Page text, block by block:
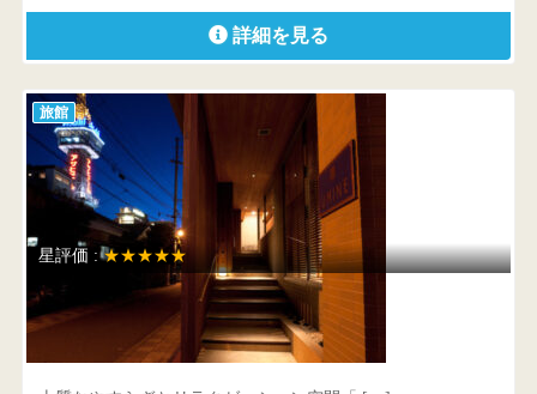
詳細を見る
旅館
星評価 :★★★★★
ホテルうみね
大分県 別府市北浜3-8-3